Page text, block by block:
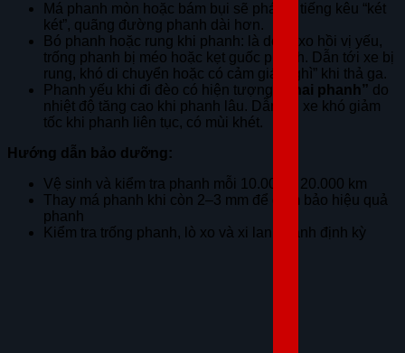
Má phanh mòn hoặc bám bụi sẽ phát ra tiếng kêu “két
két”, quãng đường phanh dài hơn.
Bó phanh hoặc rung khi phanh: là do lò xo hồi vị yếu,
trống phanh bị méo hoặc kẹt guốc phanh. Dẫn tới xe bị
rung, khó di chuyển hoặc có cảm giác “ghì” khi thả ga.
Phanh yếu khi đi đèo có hiện tượng
“phai phanh” do
nhiệt độ tăng cao khi phanh lâu. Dẫn tới xe khó giảm
tốc khi phanh liên tục, có mùi khét.
Hướng dẫn bảo dưỡng:
Vệ sinh và kiểm tra phanh mỗi 10.000 – 20.000 km
Thay má phanh khi còn 2–3 mm để đảm bảo hiệu quả
phanh
Kiểm tra trống phanh, lò xo và xi lanh bánh định kỳ